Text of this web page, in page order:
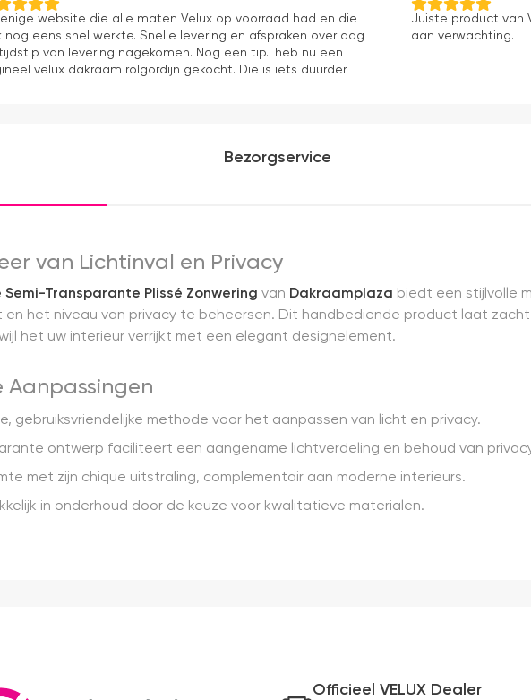
enige website die alle maten Velux op voorraad had en die
nog eens snel werkte. Snelle levering en afspraken over dag
van levering nagekomen. Nog een tip.. heb nu een
velux dakraam rolgordijn gekocht. Die is iets duurder
"eigen merken" die ook het en der worden verkocht. Maar
Juiste product van
aan verwachting.
Bezorgservice
van Lichtinval en Privacy
Transparante Plissé Zonwering van Dakraamplaza biedt een stijlvolle
en het niveau van privacy te beheersen. Dit handbediende product laat
het uw interieur verrijkt met een elegant designelement.
Aanpassingen
gebruiksvriendelijke methode voor het aanpassen van licht en privacy.
ontwerp faciliteert een aangename lichtverdeling en behoud van
met zijn chique uitstraling, complementair aan moderne interieurs.
in onderhoud door de keuze voor kwalitatieve materialen.
Officieel VELUX Dealer